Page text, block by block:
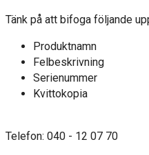
Tänk på att bifoga följande
Produktnamn
Felbeskrivning
Serienummer
Kvittokopia
Telefon: 040 - 12 07 70